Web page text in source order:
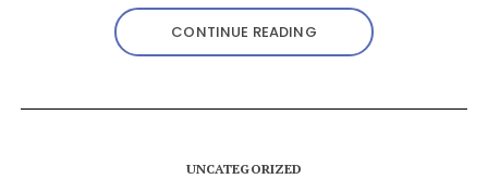
CONTINUE READING
UNCATEGORIZED